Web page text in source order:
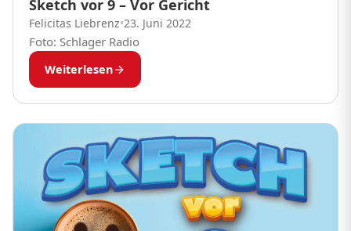
Sketch vor 9 – Vor Gericht
Felicitas Liebrenz•23. Juni 2022
Foto: Schlager Radio
Weiterlesen